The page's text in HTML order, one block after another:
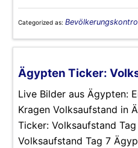
Categorized as:
Ägypten Ticker:
Live Bilder aus Ägypten:
Kragen Volksaufstand in
Ticker: Volksaufstand
Volksaufstand Tag 7